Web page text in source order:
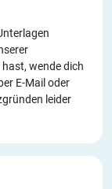
wende dich
E-Mail oder
leider